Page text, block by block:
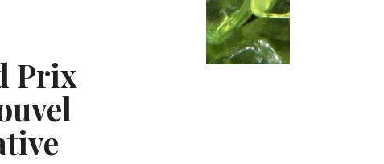
Prix